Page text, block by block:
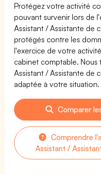
Protégez votre activité
pouvant survenir lors de
Assistant / Assistante de
protégés contre les
l'exercice de votre
cabinet comptable. Nous
Assistant / Assistante de
adaptée à votre situation.
Comparer
Comprendre
Assistant /